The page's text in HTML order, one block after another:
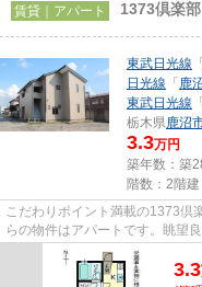
賃貸｜アパート 1373倶楽部
東武日光線 「
日光線 「 鹿
東武日光線 「
栃木県鹿沼
3.3万円
築年数：築
階数：2階建
こだわりポイント満載の1373倶
らの物件はアパートです。眺望
am@masufudo.comからのお問
3.3